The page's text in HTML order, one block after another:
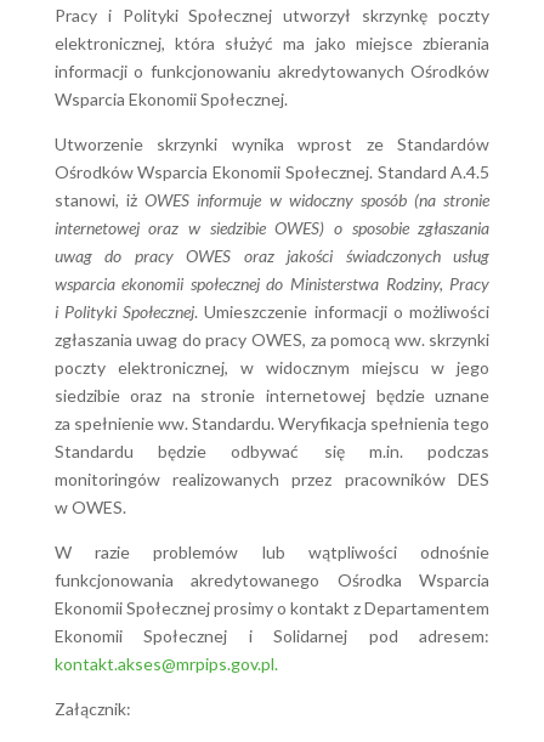
Pracy i Polityki Społecznej utworzył skrzynkę poczty
elektronicznej, która służyć ma jako miejsce zbierania
informacji o funkcjonowaniu akredytowanych Ośrodków
Wsparcia Ekonomii Społecznej.
Utworzenie skrzynki wynika wprost ze Standardów
Ośrodków Wsparcia Ekonomii Społecznej. Standard A.4.5
stanowi, iżOWES informuje w widoczny sposób (na stronie
internetowej oraz w siedzibie OWES) o sposobie zgłaszania
uwag do pracy OWES oraz jakości świadczonych usług
wsparcia ekonomii społecznej do Ministerstwa Rodziny, Pracy
i Polityki Społecznej. Umieszczenie informacji o możliwości
zgłaszania uwag do pracy OWES, za pomocą ww. skrzynki
poczty elektronicznej, w widocznym miejscu w jego
siedzibie oraz na stronie internetowej będzie uznane
za spełnienie ww. Standardu. Weryfikacja spełnienia tego
Standardu będzie odbywać się m.in. podczas
monitoringów realizowanych przez pracowników DES
w OWES.
W razie problemów lub wątpliwości odnośnie
funkcjonowania akredytowanego Ośrodka Wsparcia
Ekonomii Społecznej prosimy o kontakt z Departamentem
Ekonomii Społecznej i Solidarnej pod adresem:
kontakt.akses@mrpips.gov.pl.
Załącznik: